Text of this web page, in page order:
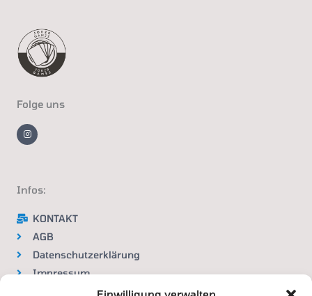
Folge uns
n
s
t
m
Infos:
KONTAKT
AGB
Datenschutzerklärung
Impressum
Widerrufsbelehrung